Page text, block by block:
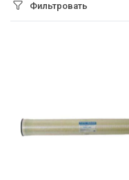
Фильтровать